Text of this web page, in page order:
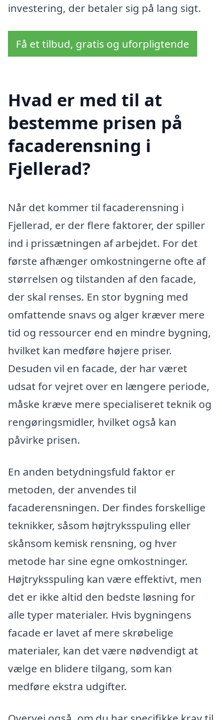
investering, der betaler sig på lang sigt.
Få et tilbud, gratis og uforpligtende
Hvad er med til at
bestemme prisen på
facaderensning i
Fjellerad?
Når det kommer til facaderensning i
Fjellerad, er der flere faktorer, der spiller
ind i prissætningen af arbejdet. For det
første afhænger omkostningerne ofte af
størrelsen og tilstanden af den facade,
der skal renses. En stor bygning med
omfattende snavs og alger kræver mere
tid og ressourcer end en mindre bygning,
hvilket kan medføre højere priser.
Desuden vil en facade, der har været
udsat for vejret over en længere periode,
måske kræve mere specialiseret teknik og
rengøringsmidler, hvilket også kan
påvirke prisen.
En anden betydningsfuld faktor er
metoden, der anvendes til
facaderensningen. Der findes forskellige
teknikker, såsom højtryksspuling eller
skånsom kemisk rensning, og hver
metode har sine egne omkostninger.
Højtryksspuling kan være effektivt, men
det er ikke altid den bedste løsning for
alle typer materialer. Hvis bygningens
facade er lavet af mere skrøbelige
materialer, kan det være nødvendigt at
vælge en blidere tilgang, som kan
medføre ekstra udgifter.